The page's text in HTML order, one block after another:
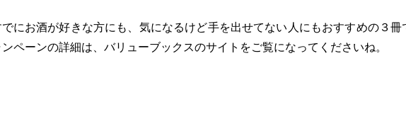
でにお酒が好きな方にも、気になるけど手を出せてない人にもおすすめの３冊
ンペーンの詳細は、バリューブックスのサイトをご覧になってくださいね。